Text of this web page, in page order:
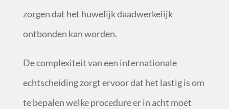
zorgen dat het huwelijk daadwerkelijk
ontbonden kan worden.
De complexiteit van een internationale
echtscheiding zorgt ervoor dat het lastig is om
te bepalen welke procedure er in acht moet